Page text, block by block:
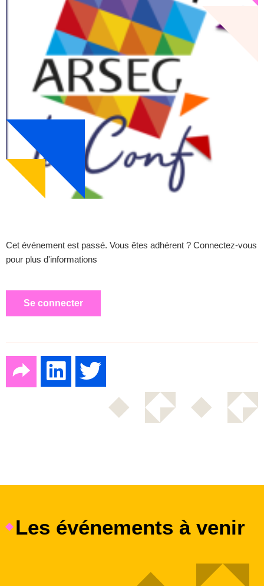
Cet événement est passé. Vous êtes adhérent ? Connectez-vous
pour plus d'informations
Se connecter
Les événements à venir